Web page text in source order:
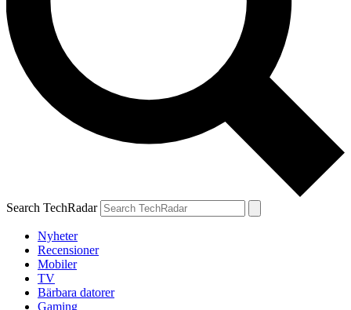
Search TechRadar
Nyheter
Recensioner
Mobiler
TV
Bärbara datorer
Gaming